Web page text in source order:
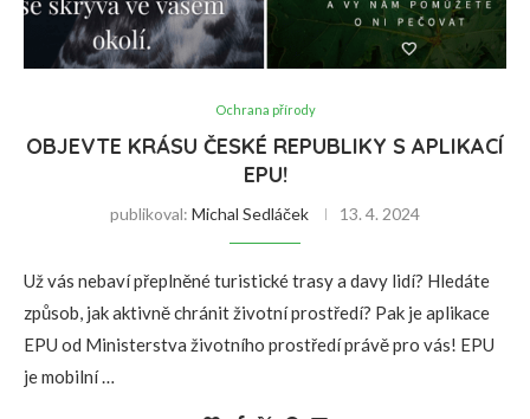
Ochrana přírody
OBJEVTE KRÁSU ČESKÉ REPUBLIKY S APLIKACÍ
EPU!
publikoval: Michal Sedláček 13. 4. 2024
Už vás nebaví přeplněné turistické trasy a davy lidí? Hledáte
způsob, jak aktivně chránit životní prostředí? Pak je aplikace
EPU od Ministerstva životního prostředí právě pro vás! EPU
je mobilní …